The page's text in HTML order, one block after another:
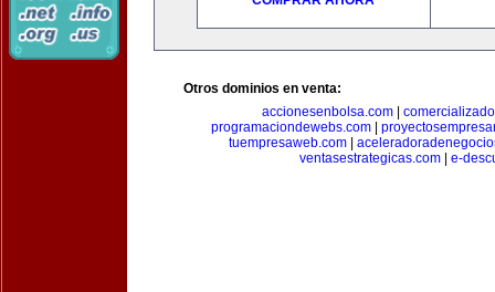
Otros dominios en venta:
accionesenbolsa.com
programaciondewebs.com
tuempresaweb.com
ventasestrategicas.com| e-